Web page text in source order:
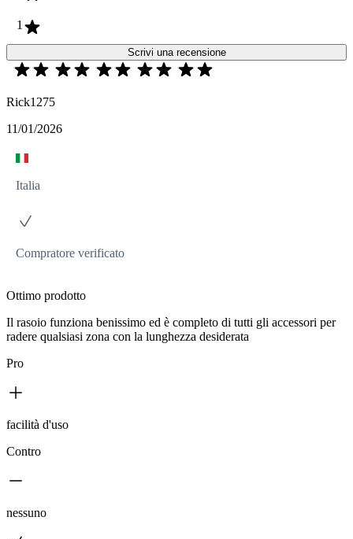
1
Scrivi una recensione
Rick1275
11/01/2026
Italia
Compratore verificato
Ottimo prodotto
Il rasoio funziona benissimo ed è completo di tutti gli accessori per
radere qualsiasi zona con la lunghezza desiderata
Pro
facilità d'uso
Contro
nessuno